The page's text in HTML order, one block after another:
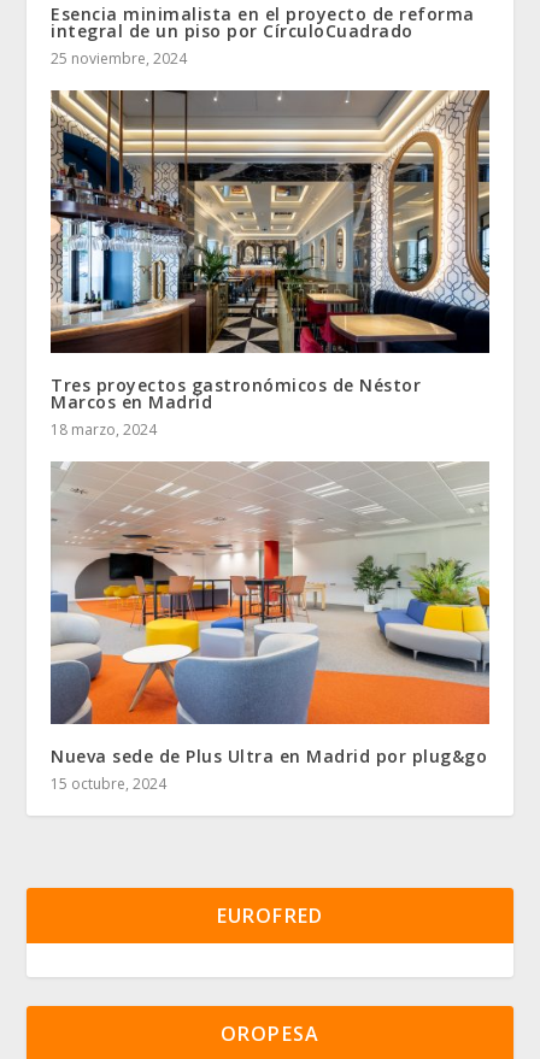
Esencia minimalista en el proyecto de reforma
integral de un piso por CírculoCuadrado
25 noviembre, 2024
Tres proyectos gastronómicos de Néstor
Marcos en Madrid
18 marzo, 2024
Nueva sede de Plus Ultra en Madrid por plug&go
15 octubre, 2024
EUROFRED
OROPESA